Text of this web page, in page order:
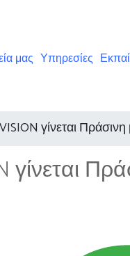
μας Υπηρεσίες
γίνεται